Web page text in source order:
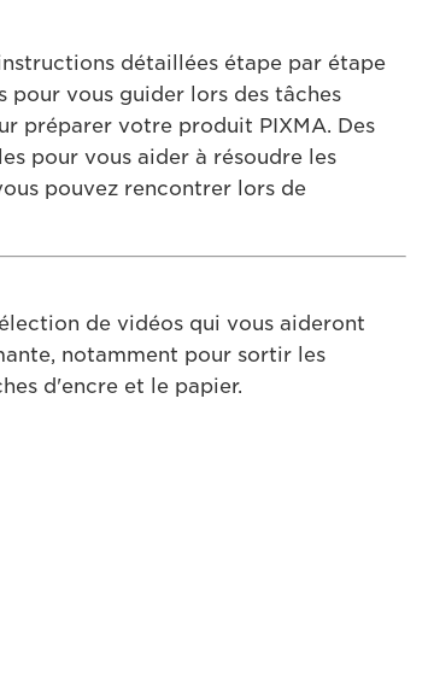
détaillées étape par étape
pour vous guider lors des tâches
préparer votre produit PIXMA. Des
pour vous aider à résoudre les
pouvez rencontrer lors de
de vidéos qui vous aideront
notamment pour sortir les
d'encre et le papier.